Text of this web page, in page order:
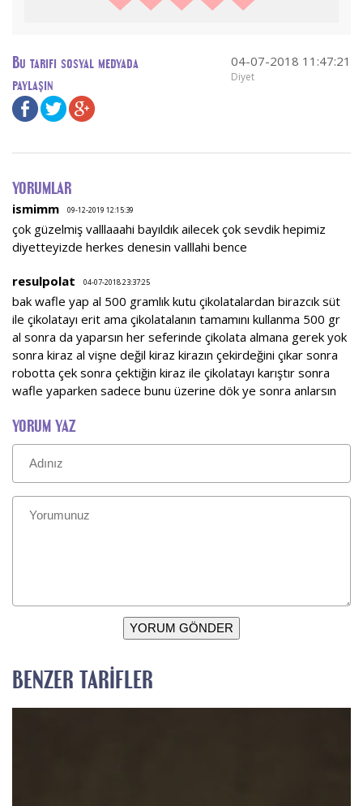
Bu tarifi sosyal medyada
paylaşın
04-07-2018 11:47:21
Diyet
YORUMLAR
ismimm 09-12-2019 12:15:39
çok güzelmiş valllaaahi bayıldık ailecek çok sevdik hepimiz
diyetteyizde herkes denesin valllahi bence
resulpolat 04-07-2018 23:37:25
bak wafle yap al 500 gramlık kutu çikolatalardan birazcık süt
ile çikolatayı erit ama çikolatalanın tamamını kullanma 500 gr
al sonra da yaparsın her seferinde çikolata almana gerek yok
sonra kiraz al vişne değil kiraz kirazın çekirdeğini çıkar sonra
robotta çek sonra çektiğin kiraz ile çikolatayı karıştır sonra
wafle yaparken sadece bunu üzerine dök ye sonra anlarsın
YORUM YAZ
YORUM GÖNDER
BENZER TARIFLER